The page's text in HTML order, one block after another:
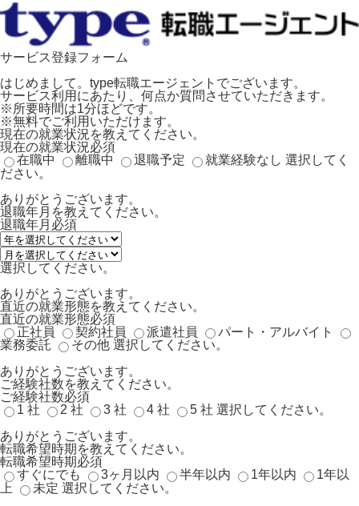
サービス登録フォーム
はじめまして。type転職エージェントでございます。
サービス利用にあたり、何点か質問させていただきます。
※所要時間は1分ほどです。
※無料でご利用いただけます。
現在の就業状況を教えてください。
現在の就業状況必須
在職中
離職中 退職予定 就業経験なし 選択してく
ださい。
ありがとうございます。
退職年月を教えてください。
退職年月 必須
選択してください。
ありがとうございます。
直近の就業形態を教えてください。
直近の就業形態必須
正社員
契約社員 派遣社員
パート・アルバイト
業務委託
その他 選択してください。
ありがとうございます。
ご経験社数を教えてください。
ご経験社数必須
1 社
2 社 3 社 4 社 5 社 選択してください。
ありがとうございます。
転職希望時期を教えてください。
転職希望時期必須
すぐにでも
3ヶ月以内 半年以内 1年以内
1年以
上
未定 選択してください。